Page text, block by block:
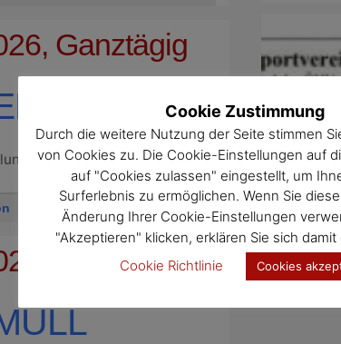
Ganztägig
SACK
Gemeindegebiet, SMS ...
0:00 - 23:59
Cookie Zustimmung
Durch die weitere Nutzung der Seite stimmen
von Cookies zu. Die Cookie-Einstellungen auf
auf "Cookies zulassen" eingestellt, um
Surferlebnis zu ermöglichen. Wenn Sie
Änderung Ihrer Cookie-Einstellungen
"Akzeptieren" klicken, erklären Sie sich
Cookie Richtlinie
Cookies